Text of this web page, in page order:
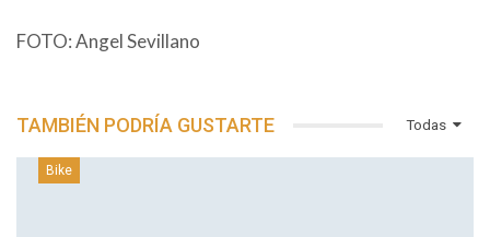
FOTO: Angel Sevillano
Todas
TAMBIÉN PODRÍA GUSTARTE
Bike